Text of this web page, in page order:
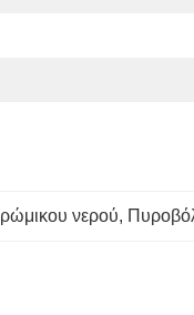
νερού,